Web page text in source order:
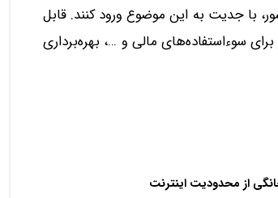
با جدیت به این موضوع ورود کنند. قابل
سوء‌استفاده‌های مالی و …، بهره‌برداری